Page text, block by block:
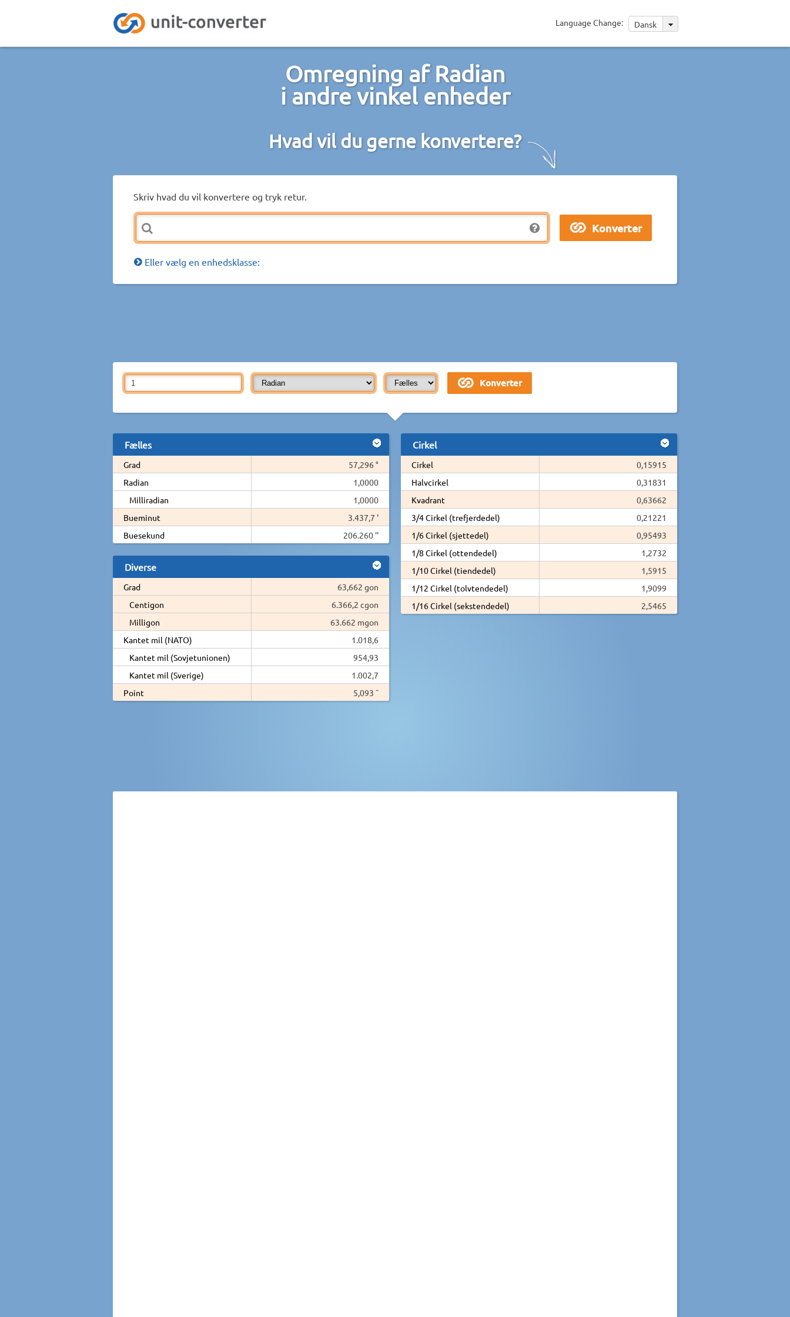
Language Change: Dansk
Omregning af Radian
i andre vinkel enheder
Hvad vil du gerne konvertere?
Skriv hvad du vil konvertere og tryk retur.
Eller vælg en enhedsklasse:
Fælles
Grad
57,296 °
Radian
1,0000
Milliradian
1,0000
Bueminut
3.437,7 '
Buesekund
206.260 ''
Diverse
Grad
63,662 gon
Centigon
6.366,2 cgon
Milligon
63.662 mgon
Kantet mil (NATO)
1.018,6
Kantet mil (Sovjetunionen)
954,93
Kantet mil (Sverige)
1.002,7
Point
5,093 ¯
Cirkel
Cirkel
0,15915
Halvcirkel
0,31831
Kvadrant
0,63662
3/4 Cirkel (trefjerdedel)
0,21221
1/6 Cirkel (sjettedel)
0,95493
1/8 Cirkel (ottendedel)
1,2732
1/10 Cirkel (tiendedel)
1,5915
1/12 Cirkel (tolvtendedel)
1,9099
1/16 Cirkel (sekstendedel)
2,5465